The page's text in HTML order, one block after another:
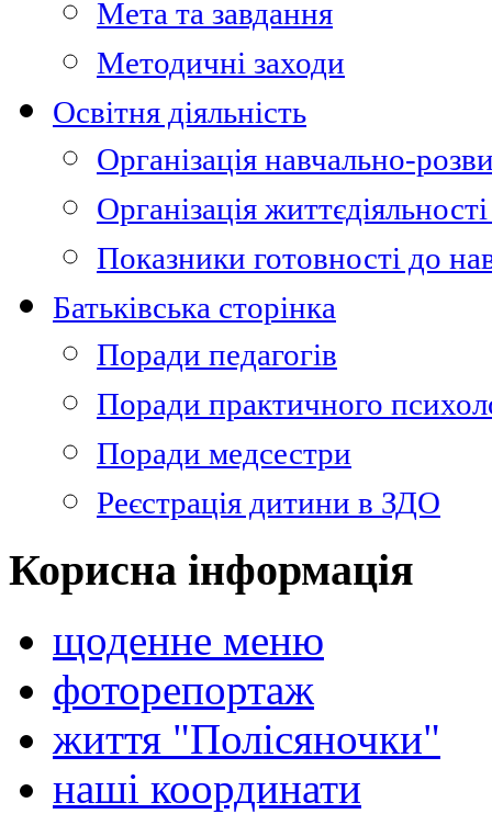
Мета та завдання
Методичні заходи
Освітня діяльність
Організація навчально-
Організація
Показники готовності до
Батьківська сторінка
Поради педагогів
Поради практичного
Поради медсестри
Реєстрація дитини в ЗДО
Корисна інформація
щоденне меню
фоторепортаж
життя "Полісяночки"
наші координати